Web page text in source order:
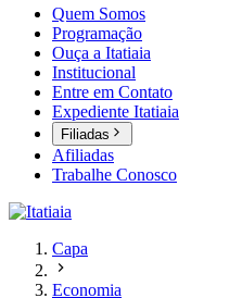
Quem Somos
Programação
Ouça a Itatiaia
Institucional
Entre em Contato
Expediente Itatiaia
Filiadas
Afiliadas
Trabalhe Conosco
Capa
Economia